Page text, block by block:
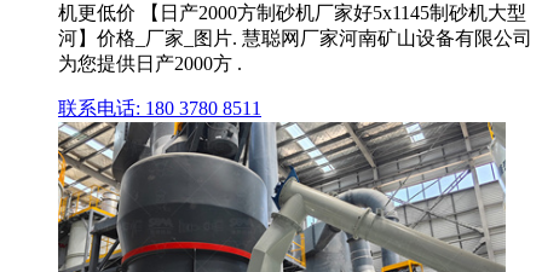
机更低价 【日产2000方制砂机厂家好5x1145制砂机大型
河】价格_厂家_图片. 慧聪网厂家河南矿山设备有限公司
为您提供日产2000方 .
联系电话: 180 3780 8511